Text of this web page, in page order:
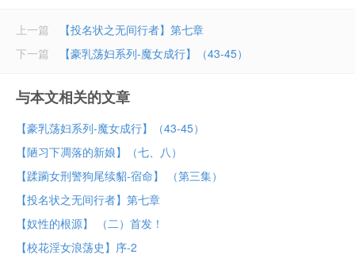
上一篇
【投名状之无间行者】第七章
【豪乳荡妇系列-魔女成行】（43-45）
下一篇
与本文相关的文章
【豪乳荡妇系列-魔女成行】（43-45）
【陋习下凋落的新娘】（七、八）
【蹂躏女刑警狗尾续貂-宿命】 （第三集）
【投名状之无间行者】第七章
【奴性的根源】 （二）首发！
【校花淫女浪荡史】序-2